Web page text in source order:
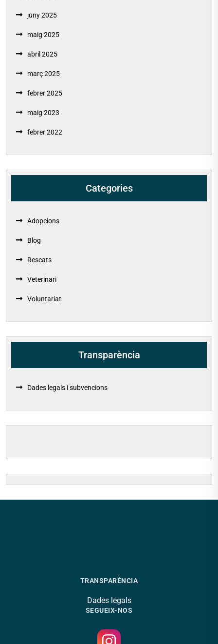
juny 2025
maig 2025
abril 2025
març 2025
febrer 2025
maig 2023
febrer 2022
Categories
Adopcions
Blog
Rescats
Veterinari
Voluntariat
Transparència
Dades legals i subvencions
TRANSPARÈNCIA
Dades legals
SEGUEIX-NOS